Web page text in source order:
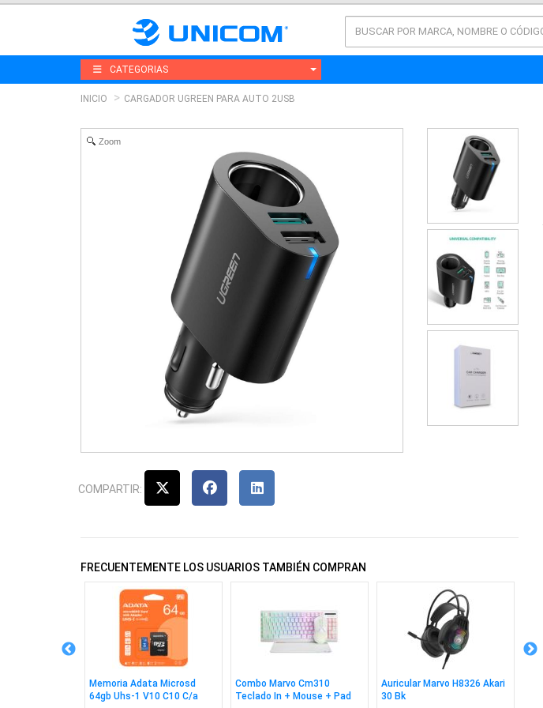
CATEGORIAS
INICIO CARGADOR UGREEN PARA AUTO 2USB
Zoom
COMPARTIR:
FRECUENTEMENTE LOS USUARIOS TAMBIÉN COMPRAN
Memoria Adata Microsd
64gb Uhs-1 V10 C10 C/a
Combo Marvo Cm310
Teclado In + Mouse + Pad
Auricular Marvo H8326 Akari
30 Bk